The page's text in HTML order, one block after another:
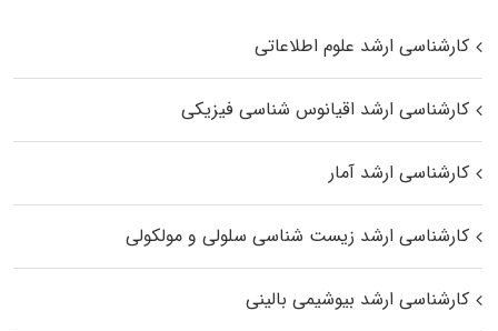
کارشناسی ارشد علوم اطلاعاتی
کارشناسی ارشد اقیانوس‌ شناسی فیزیکی
کارشناسی ارشد آمار
کارشناسی ارشد زیست شناسی سلولی و مولکولی
کارشناسی ارشد بیوشیمی بالینی